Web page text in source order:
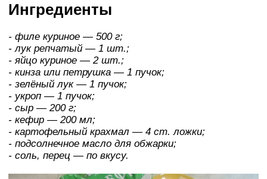
Ингредиенты
- филе куриное — 500 г;
- лук репчатый — 1 шт.;
- яйцо куриное — 2 шт.;
- кинза или петрушка — 1 пучок;
- зелёный лук — 1 пучок;
- укроп — 1 пучок;
- сыр — 200 г;
- кефир — 200 мл;
- картофельный крахмал — 4 ст. ложки;
- подсолнечное масло для обжарки;
- соль, перец — по вкусу.